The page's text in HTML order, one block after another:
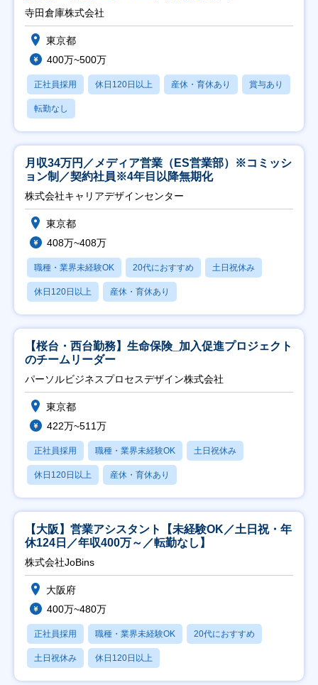
寺田倉庫株式会社
東京都
400万~500万
正社員採用 休日120日以上 産休・育休あり 賞与あり
転勤なし
月収34万円／メディア営業（ES営業部）※コミッシ
ョン制／契約社員※4年目以降無期化
株式会社キャリアデザインセンター
東京都
408万~408万
職種・業界未経験OK 20代におすすめ 土日祝休み
休日120日以上 産休・育休あり
【桜台・西台勤務】生命保険_加入促進プロジェクト
のチームリーダー
パーソルビジネスプロセスデザイン株式会社
東京都
422万~511万
正社員採用 職種・業界未経験OK 土日祝休み
休日120日以上 産休・育休あり
【大阪】営業アシスタント【未経験OK／土日祝・年
休124日／年収400万～／転勤なし】
株式会社JoBins
大阪府
400万~480万
正社員採用 職種・業界未経験OK 20代におすすめ
土日祝休み 休日120日以上